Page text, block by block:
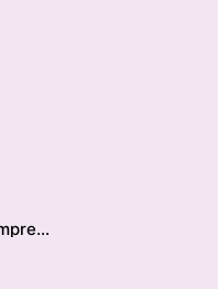
Trazadosprint.com Imprenta